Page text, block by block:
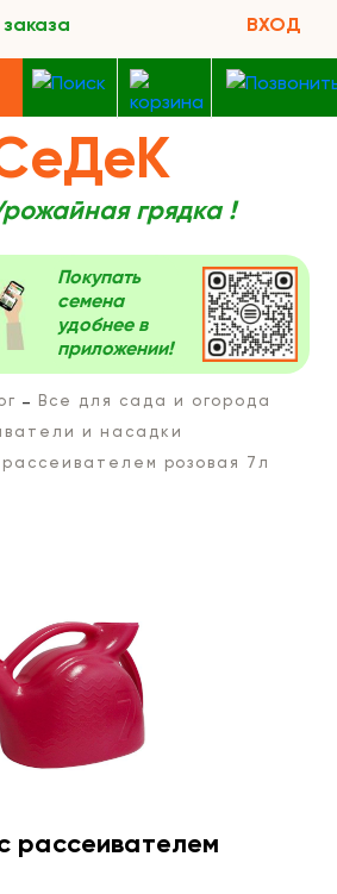
заказа ВХОД
грядка !
Покупать
семена
удобнее в
приложении!
Все для сада и огорода
и насадки
рассеивателем розовая 7л
рассеивателем